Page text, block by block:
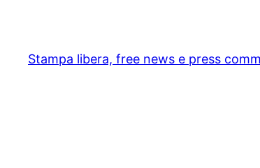
content
Stampa libera, free news e press